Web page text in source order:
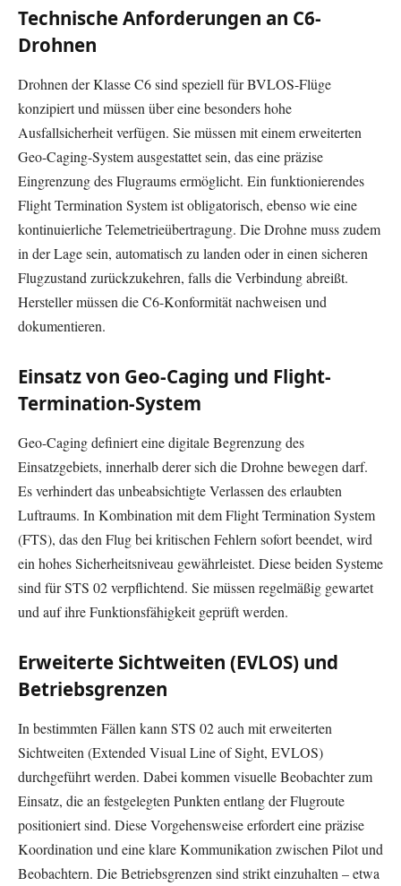
Technische Anforderungen an C6-
Drohnen
Drohnen der Klasse C6 sind speziell für BVLOS-Flüge
konzipiert und müssen über eine besonders hohe
Ausfallsicherheit verfügen. Sie müssen mit einem erweiterten
Geo-Caging-System ausgestattet sein, das eine präzise
Eingrenzung des Flugraums ermöglicht. Ein funktionierendes
Flight Termination System ist obligatorisch, ebenso wie eine
kontinuierliche Telemetrieübertragung. Die Drohne muss zudem
in der Lage sein, automatisch zu landen oder in einen sicheren
Flugzustand zurückzukehren, falls die Verbindung abreißt.
Hersteller müssen die C6-Konformität nachweisen und
dokumentieren.
Einsatz von Geo-Caging und Flight-
Termination-System
Geo-Caging definiert eine digitale Begrenzung des
Einsatzgebiets, innerhalb derer sich die Drohne bewegen darf.
Es verhindert das unbeabsichtigte Verlassen des erlaubten
Luftraums. In Kombination mit dem Flight Termination System
(FTS), das den Flug bei kritischen Fehlern sofort beendet, wird
ein hohes Sicherheitsniveau gewährleistet. Diese beiden Systeme
sind für STS 02 verpflichtend. Sie müssen regelmäßig gewartet
und auf ihre Funktionsfähigkeit geprüft werden.
Erweiterte Sichtweiten (EVLOS) und
Betriebsgrenzen
In bestimmten Fällen kann STS 02 auch mit erweiterten
Sichtweiten (Extended Visual Line of Sight, EVLOS)
durchgeführt werden. Dabei kommen visuelle Beobachter zum
Einsatz, die an festgelegten Punkten entlang der Flugroute
positioniert sind. Diese Vorgehensweise erfordert eine präzise
Koordination und eine klare Kommunikation zwischen Pilot und
Beobachtern. Die Betriebsgrenzen sind strikt einzuhalten – etwa